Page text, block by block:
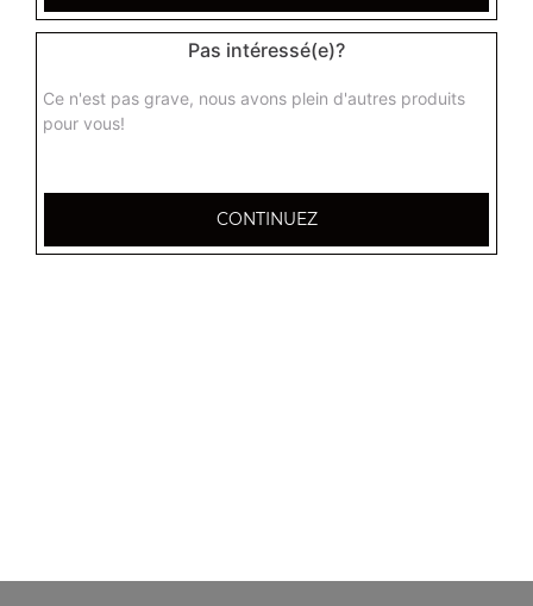
Pas intéressé(e)?
Ce n'est pas grave, nous avons plein d'autres produits
pour vous!
CONTINUEZ